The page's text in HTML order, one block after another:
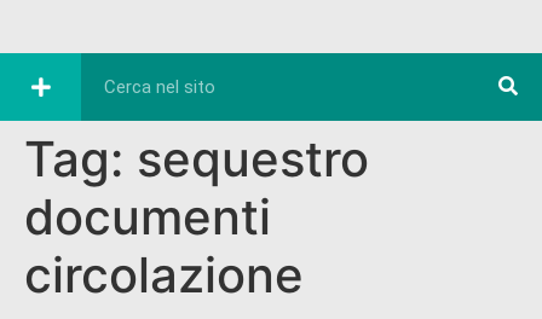
Tag: sequestro
documenti
circolazione